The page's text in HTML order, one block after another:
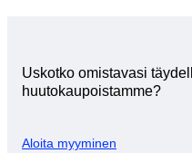
Uskotko omistavasi
huutokaupoistamme?
Aloita myyminen